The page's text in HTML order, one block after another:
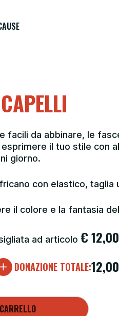
facili da abbinare, le
il tuo stile con
giorno.
con elastico, taglia
il colore e la fantasia
ad articolo €12,00
DONAZIONE TOTALE:12,00